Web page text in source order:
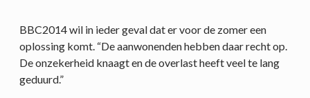
BBC2014 wil in ieder geval dat er voor de zomer een
oplossing komt. “De aanwonenden hebben daar recht op.
De onzekerheid knaagt en de overlast heeft veel te lang
geduurd.”